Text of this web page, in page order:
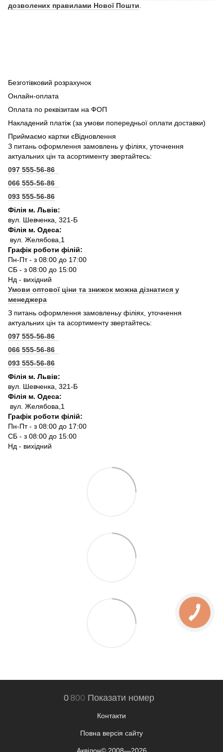
дозволених правилами Нової Пошти
Безготівковий розрахунок
Онлайн-оплата
Оплата по реквізитам на ФОП
Накладений платіж (за умови попередньої оплати доставки)
Приймаємо картки єВідновлення
З питань оформлення замовлень у філіях, уточнення
актуальних цін та асортименту звертайтесь:
097 555-56-86
066 555-56-86
093 555-56-86
Філія м. Львів:
вул. Шевченка, 321-Б
Філія м. Одеса:
вул. Желябова,1
Графік роботи філій:
Пн-Пт - з 08:00 до 17:00
СБ - з 08:00 до 15:00
Нд - вихідний
Умови оптової ціни та знижок можна дізнатися у
менеджера
З питань оформлення замовленьу філіях, уточнення
актуальних цін та асортименту звертайтесь:
097 555-56-86
066 555-56-86
093 555-56-86
Філія м. Львів:
вул. Шевченка, 321-Б
Філія м. Одеса:
вул. Желябова,1
Графік роботи філій:
Пн-Пт - з 08:00 до 17:00
СБ - з 08:00 до 15:00
Нд - вихідний
0 800 Показати номер
Контакти
Повна версія сайту